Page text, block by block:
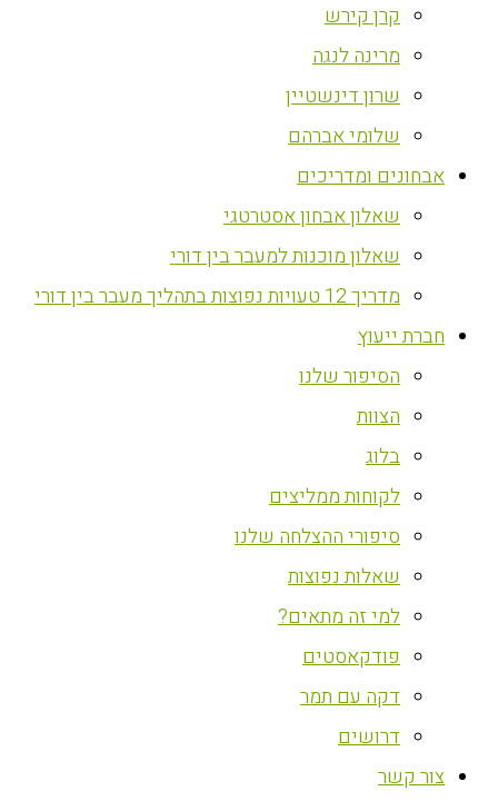
קרן קירש
מרינה לנגה
שרון דינשטיין
שלומי אברהם
אבחונים ומדריכים
שאלון אבחון אסטרטגי
שאלון מוכנות למעבר בין דורי
מדריך 12 טעויות נפוצות בתהליך מעבר בין דורי
חברת ייעוץ
הסיפור שלנו
הצוות
בלוג
לקוחות ממליצים
סיפורי ההצלחה שלנו
שאלות נפוצות
למי זה מתאים?
פודקאסטים
דקה עם תמר
דרושים
צור קשר